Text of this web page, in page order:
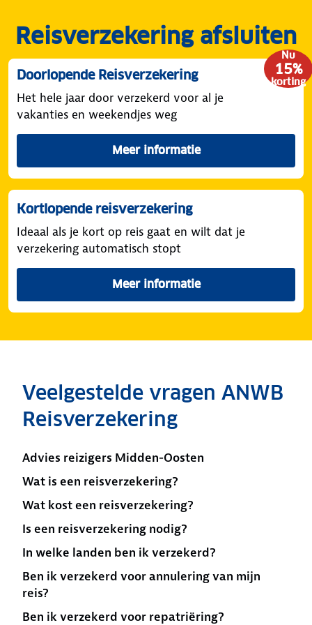
Reisverzekering afsluiten
Nu
15%
korting
Doorlopende Reisverzekering
Het hele jaar door verzekerd voor al je
vakanties en weekendjes weg
Meer informatie
over de doorlopende
Kortlopende reisverzekering
Ideaal als je kort op reis gaat en wilt dat je
verzekering automatisch stopt
Meer informatie
over de kortlopende
Veelgestelde vragen ANWB
Reisverzekering
Advies reizigers Midden-Oosten
Wat is een reisverzekering?
Wat kost een reisverzekering?
Is een reisverzekering nodig?
In welke landen ben ik verzekerd?
Ben ik verzekerd voor annulering van mijn
reis?
Ben ik verzekerd voor repatriëring?